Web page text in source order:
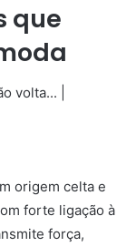
que
origem celta e
forte ligação à
força,